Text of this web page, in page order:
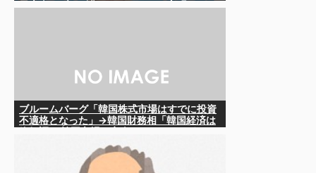
ブルームバーグ「韓国株式市場はすでに投資
不適格となった」→韓国財務相「韓国経済は
国外からどう認識されているのかって問題だ